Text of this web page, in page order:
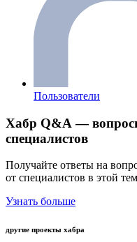
Пользователи
Хабр Q&A —
специалистов
Получайте ответы на
от специалистов в этой
Узнать больше
другие проекты хабра